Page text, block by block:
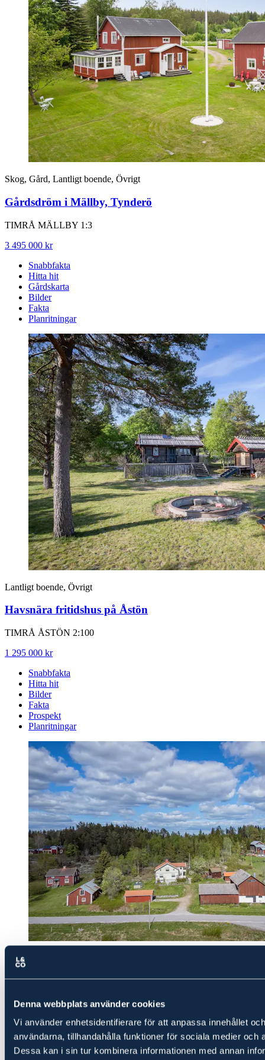
Denna webbplats använder cookies
Vi använder enhetsidentifierare för att anpassa innehållet
användarna, tillhandahålla funktioner för sociala medier och
Dessa kan i sin tur kombinera informationen med annan
Skog, Gård, Lantligt boende, Övrigt
Gårdsdröm i Mällby, Tynderö
TIMRÅ MÄLLBY 1:3
3 495 000 kr
Snabbfakta
Hitta hit
Gårdskarta
Bilder
Fakta
Planritningar
Lantligt boende, Övrigt
Havsnära fritidshus på Åstön
TIMRÅ ÅSTÖN 2:100
1 295 000 kr
Snabbfakta
Hitta hit
Bilder
Fakta
Prospekt
Planritningar
Gård, Lantligt boende
Gård med 27 ha skog och fritidshus vid havet
Såld
Slutpris 4 800 000 kr
Ludvig & Co Fastighetsförmedling